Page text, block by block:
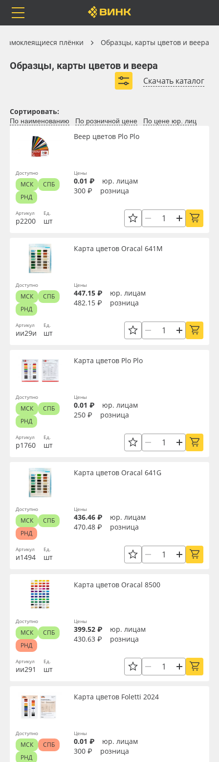
Orafol
Бренды
Доставка
Оплата
Сервис
Инструкции
Компания
Контакты
Блог
Избранное
8 800 550 7888
Москва
Рулонные материалы
Самоклеящиеся плёнки
Листовые материалы
Чернила
Клей, скотчи и крепёж
Мобильные конструкции и POS-материалы
Профильные системы
Сублимация и термотрансфер
Светотехника
Упаковочные материалы
Оборудование и инструмент
Новинки ассортимента
Orajet 3640
ПЭТ листовой
ПЭТ бэклит
Вспененный ПВХ
Баннер
Заготовки для сувениров
Самоклеящиеся плёнки Образцы, карты цветов и веера
Образцы, карты цветов и веера
Скачать каталог
Самоклеящиеся плёнки
Образцы, карты цветов и веера
Цвет клея
Страна происхождения
Производитель
Торговая марка
Сбросить фильтр
Сортировать:
По наименованию По розничной цене По цене юр. лиц
Артикул
р2200
Веер цветов Plo Plo
Ед.
шт
Цены
0.01 ₽
юр. лицам
300 ₽
розница
Доступно
МСК
СПБ
РНД
Артикул
ии29и
Карта цветов Oracal 641M
Ед.
шт
Цены
447.15 ₽
юр. лицам
482.15 ₽
розница
Доступно
МСК
СПБ
РНД
Артикул
р1760
Карта цветов Plo Plo
Ед.
шт
Цены
0.01 ₽
юр. лицам
250 ₽
розница
Доступно
МСК
СПБ
РНД
Артикул
и1494
Карта цветов Oracal 641G
Ед.
шт
Цены
436.46 ₽
юр. лицам
470.48 ₽
розница
Доступно
МСК
СПБ
РНД
Артикул
ии291
Карта цветов Oracal 8500
Ед.
шт
Цены
399.52 ₽
юр. лицам
430.63 ₽
розница
Доступно
МСК
СПБ
РНД
Карта цветов Foletti 2024
Цены
0.01 ₽
юр. лицам
300 ₽
розница
Доступно
МСК
СПБ
РНД